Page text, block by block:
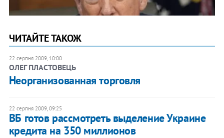
ЧИТАЙТЕ ТАКОЖ
22 серпня 2009, 10:00
ОЛЕГ ПЛАСТОВЕЦЬ
Неорганизованная торговля
22 серпня 2009, 09:25
ВБ готов рассмотреть выделение Украине
кредита на 350 миллионов